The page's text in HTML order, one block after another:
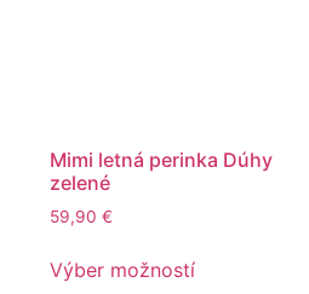
Mimi letná perinka Dúhy
zelené
59,90 €
Výber možností